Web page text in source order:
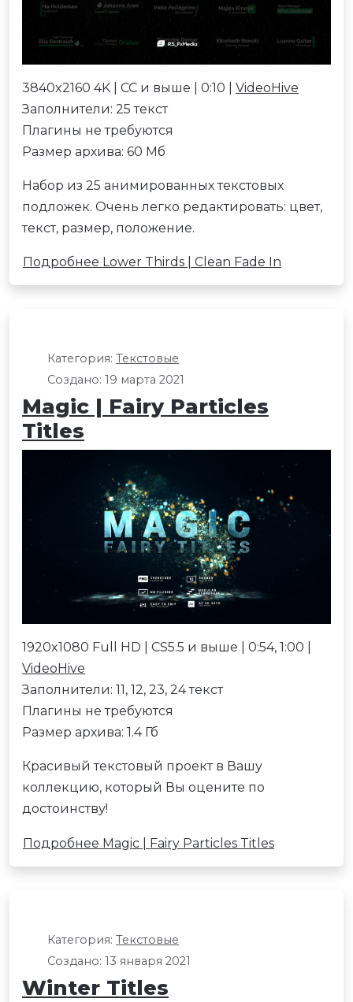
3840x2160 4K | CC и выше | 0:10 | VideoHive
Заполнители: 25 текст
Плагины не требуются
Размер архива: 60 Мб
Набор из 25 анимированных текстовых
подложек. Очень легко редактировать: цвет,
текст, размер, положение.
Подробнее Lower Thirds | Clean Fade In
Категория: Текстовые
Создано: 19 марта 2021
Magic | Fairy Particles
Titles
1920x1080 Full HD | CS5.5 и выше | 0:54, 1:00 |
VideoHive
Заполнители: 11, 12, 23, 24 текст
Плагины не требуются
Размер архива: 1.4 Гб
Красивый текстовый проект в Вашу
коллекцию, который Вы оцените по
достоинству!
Подробнее Magic | Fairy Particles Titles
Категория: Текстовые
Создано: 13 января 2021
Winter Titles